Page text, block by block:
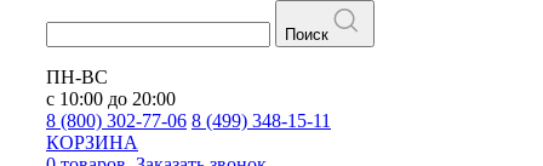
Поиск
ПН-ВС
с 10:00 до 20:00
8 (800) 302-77-06 8 (499) 348-15-11
КОРЗИНА